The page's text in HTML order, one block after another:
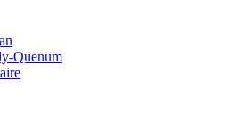
Quenum